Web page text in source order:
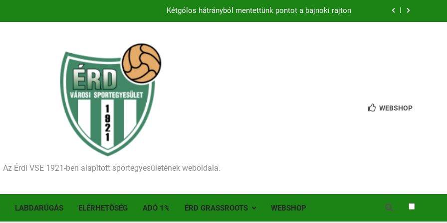
Kétgólos hátrányból mentettünk pontot a bajnoki rajton
Történelmet írt az I. Érdi Football Fesztivál – több mint 200 játékos lépett pályára Érden
Ellenfelünk visszalépése miatt játék nélkül jutottunk tovább a MOL Magyar Kupában
Kezdődik a 2026–2027-es szezon – hazai pályán rajtol az Érdi VSE!
Történelmet írt az I. Érdi Football Fesztivál – több mint 200 játékos lépett pályára Érden
Az Érdi VSE 1921-ben alapított sportegyesületének weboldala.
WEBSHOP
LABDARÚGÁS ELÉRHETŐSÉG ADÓ 1% ÉRD GRASSROOTS WEBSHOP